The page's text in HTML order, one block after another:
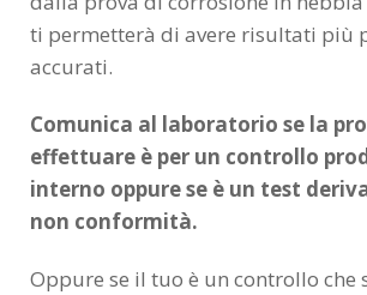
ti permetterà di avere risultati più
accurati.
Comunica al laboratorio se la
effettuare è per un controllo
interno oppure se è un test
non conformità.
Oppure se il tuo è un controllo che